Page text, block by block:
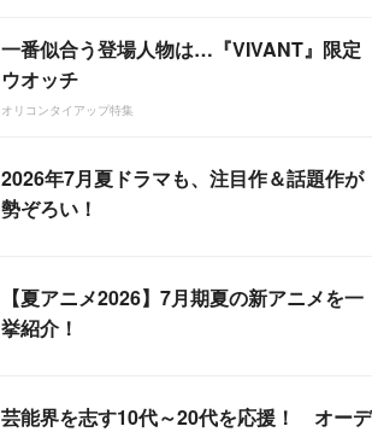
一番似合う登場人物は…『VIVANT』限定
ウオッチ
オリコンタイアップ特集
2026年7月夏ドラマも、注目作＆話題作が
勢ぞろい！
【夏アニメ2026】7月期夏の新アニメを一
挙紹介！
芸能界を志す10代～20代を応援！ オーデ